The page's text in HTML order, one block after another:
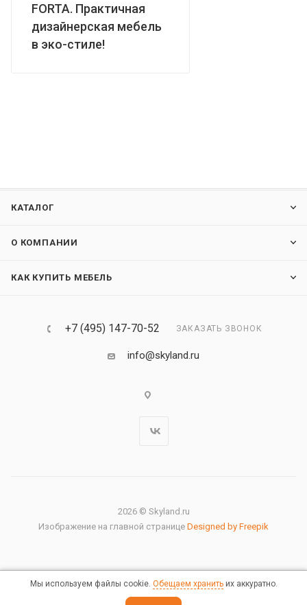
FORTA. Практичная
дизайнерская мебель
в эко-стиле!
КАТАЛОГ
О КОМПАНИИ
КАК КУПИТЬ МЕБЕЛЬ
+7 (495) 147-70-52 ЗАКАЗАТЬ ЗВОНОК
info@skyland.ru
2026 © Skyland.ru
Изображение на главной странице Designed by Freepik
Правовая информация
Мы используем файлы cookie. Обещаем хранитьих аккуратно.